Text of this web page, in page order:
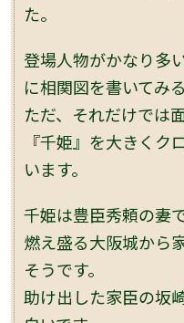
た。
登場人物がかなり多
に相関図を書いてみ
ただ、それだけでは
『千姫』を大きくク
います。
千姫は豊臣秀頼の妻
燃え盛る大阪城から
そうです。
助け出した家臣の坂